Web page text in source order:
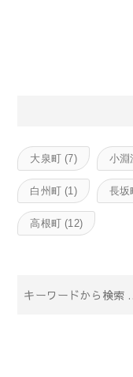
大泉町 (7) 小淵
白州町 (1) 長坂
高根町 (12)